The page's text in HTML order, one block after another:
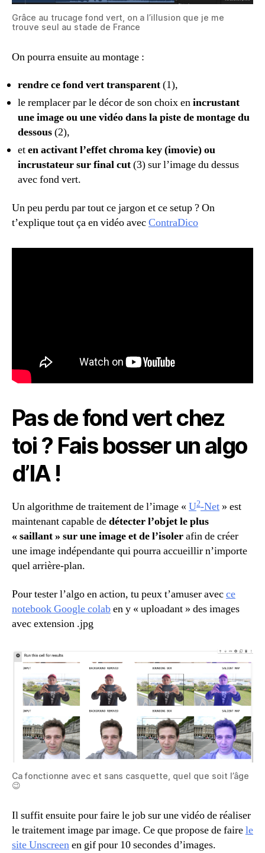
Grâce au trucage fond vert, on a l’illusion que je me
trouve seul au stade de France
On pourra ensuite au montage :
rendre ce fond vert transparent(1),
le remplacer par le décor de son choix enincrustant
une image ou une vidéo dans la piste de montage du
dessous(2),
eten activant l’effet chroma key (imovie) ou
incrustateur sur final cut(3) sur l’image du dessus
avec fond vert.
Un peu perdu par tout ce jargon et ce setup ? On
t’explique tout ça en vidéo avecContraDico
Pas de fond vert chez
toi ? Fais bosser un algo
d’IA !
Un algorithme de traitement de l’image « U2-Net » est
maintenant capable dedétecter l’objet le plus
« saillant » sur une image et de l’isolerafin de créer
une image indépendante qui pourra accueillir n’importe
quel arrière-plan.
Pour tester l’algo en action, tu peux t’amuser avecce
notebook Google colaben y « uploadant » des images
avec extension .jpg
Ca fonctionne avec et sans casquette, quel que soit l’âge
😉
Il suffit ensuite pour faire le job sur une vidéo de réaliser
le traitement image par image. Ce que propose de fairele
site Unscreenen gif pour 10 secondes d’images.